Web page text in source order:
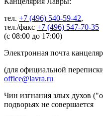
тел. +7 (496) 540-59-42,
тел./факс +7 (496) 547-70-35
(с 08:00 до 17:00)
Электронная почта
(для официальной
office@lavra.ru
Чин изгнания злых духов
подворьях не совершается